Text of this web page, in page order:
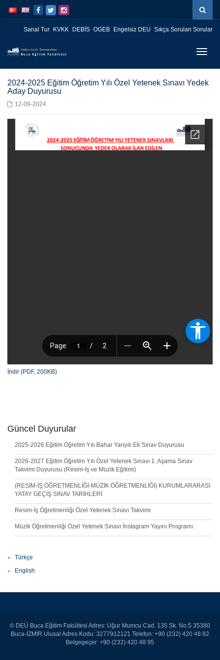
atla
Navigasyona
atla
Sanal Tur KVKK DEBİS OGEB Engelsiz DEU Sıkça Sorulan Sorular
2024-2025 Eğitim Öğretim Yılı Özel Yetenek Sınavı Yedek
Aday Duyurusu
12-09-2024
İndir (PDF, 200KB)
Güncel Duyurular
2025-2026 Eğitim Öğretim Yılı Bahar Yarıyılı Ek Sınav Duyurusu
2026-2027 Eğitim Öğretim Yılı Özel Yetenek Sınavı 1. Aşama Sınav
Takvimi Duyurusu (Resim-İş ve Müzik Eğitimi)
(RESİM-İŞ ÖĞRETMENLİĞİ-MÜZİK ÖĞRETMENLİĞİ) KURUMLARARASI
YATAY GEÇİŞ SINAV TARİHLERİ
Resim-İş Öğretmenliği Özel Yetenek Sınavı Takvimi
Müzik Öğretmenliği Özel Yetenek Sınavı İnstagram Yayını Programı
Türkçe
English
© DEÜ Buca Eğitim Fakültesi Adres: Uğur Mumcu Cad. 135 Sk. No:5 35380
Buca-İZMİR Ulusal Adres Kodu: 3277912121 Telefon: +90 (232) 420 48 82
Belgegeçer: +90 (232) 420 48 95